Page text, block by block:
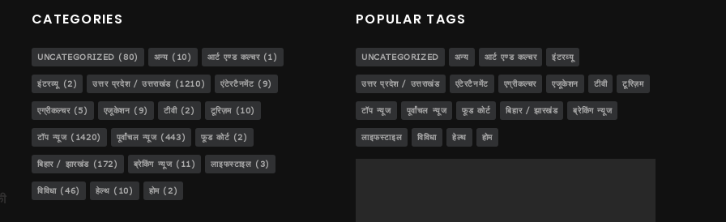
बनना!
CATEGORIES
UNCATEGORIZED (80) अन्य (10) आर्ट एण्ड कल्चर(1)
इंटरव्यू (2) उत्तर प्रदेश / उत्तराखंड (1210) एंटेरटैनमेंट (9)
एग्रीकल्चर(5) एजूकेशन (9) टीवी(2) टूरिज़म (10)
टॉप न्यूज(1420) पूर्वांचल न्यूज(443) फूड कोर्ट (2)
बिहार / झारखंड (172) ब्रेकिंग न्यूज(11) लाइफस्टाइल (3)
विविधा(46) हेल्थ (10) होम(2)
POPULAR TAGS
UNCATEGORIZED अन्य आर्ट एण्ड कल्चर इंटरव्यू
उत्तर प्रदेश / उत्तराखंड एंटेरटैनमेंट एग्रीकल्चर एजूकेशन टीवी टूरिज़म
टॉप न्यूज पूर्वांचल न्यूज फूड कोर्ट बिहार / झारखंड ब्रेकिंग न्यूज
लाइफस्टाइल विविधा हेल्थ होम